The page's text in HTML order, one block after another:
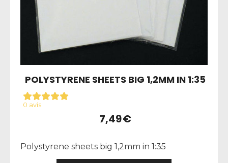
POLYSTYRENE SHEETS BIG 1,2MM IN 1:35
0 avis
7,49€
Polystyrene sheets big 1,2mm in 1:35